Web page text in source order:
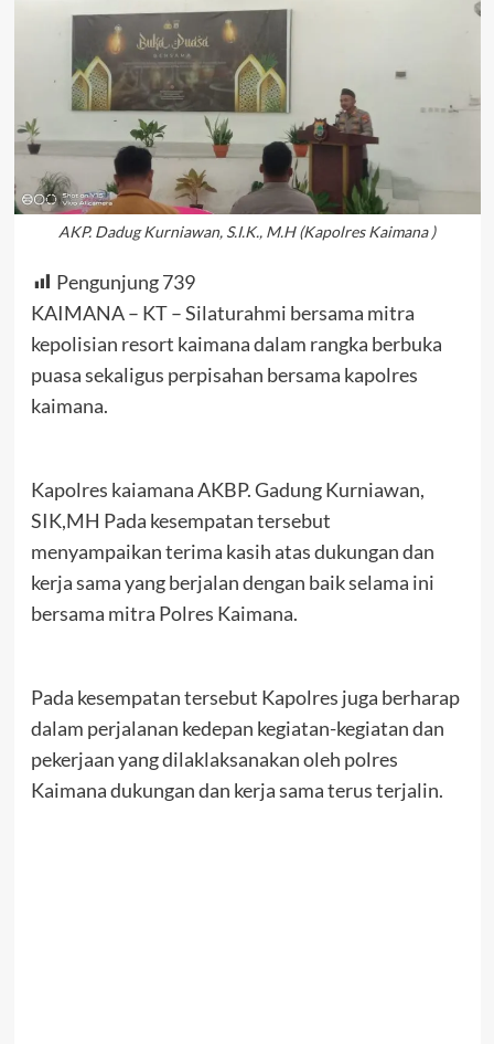
AKP. Dadug Kurniawan, S.I.K., M.H (Kapolres Kaimana )
Pengunjung 739
KAIMANA – KT – Silaturahmi bersama mitra
kepolisian resort kaimana dalam rangka berbuka
puasa sekaligus perpisahan bersama kapolres
kaimana.
Kapolres kaiamana AKBP. Gadung Kurniawan,
SIK,MH Pada kesempatan tersebut
menyampaikan terima kasih atas dukungan dan
kerja sama yang berjalan dengan baik selama ini
bersama mitra Polres Kaimana.
Pada kesempatan tersebut Kapolres juga berharap
dalam perjalanan kedepan kegiatan-kegiatan dan
pekerjaan yang dilaklaksanakan oleh polres
Kaimana dukungan dan kerja sama terus terjalin.